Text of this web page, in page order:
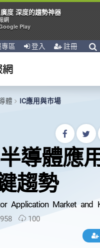
區 登入 註冊
體 IC應用與市場
導體應
趨勢
Application Market and
100
度 深度的趨勢神器
網
Play